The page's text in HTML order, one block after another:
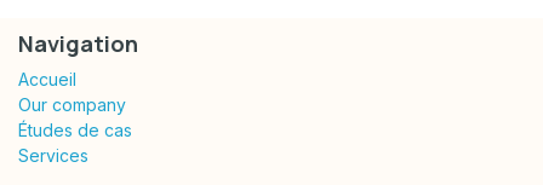
Navigation
Accueil
Our company
Études de cas
Services